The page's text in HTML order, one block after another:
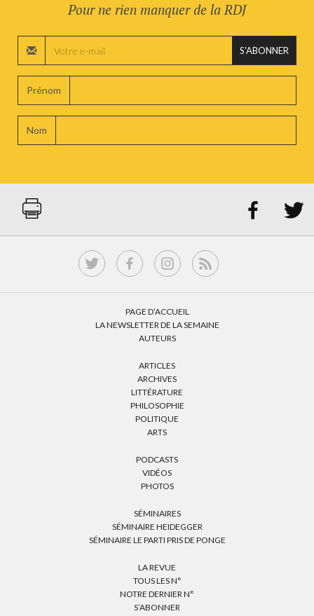
Pour ne rien manquer de la RDJ
S'ABONNER
Prénom
Nom
 
PAGE D’ACCUEIL
LA NEWSLETTER DE LA SEMAINE
AUTEURS
ARTICLES
ARCHIVES
LITTÉRATURE
PHILOSOPHIE
POLITIQUE
ARTS
PODCASTS
VIDÉOS
PHOTOS
SÉMINAIRES
SÉMINAIRE HEIDEGGER
SÉMINAIRE LE PARTI PRIS DE PONGE
LA REVUE
TOUS LES N°
NOTRE DERNIER N°
S’ABONNER